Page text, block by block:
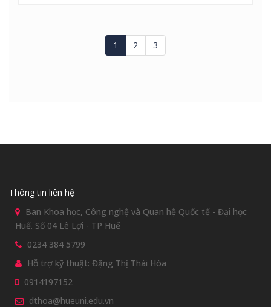
1 2 3
Thông tin liên hệ
Ban Khoa học, Công nghệ và Quan hệ Quốc tế - Đại học
Huế. Số 04 Lê Lợi - TP Huế
0234 384 5799
Hỗ trợ kỹ thuật: Đặng Thị Thái Hòa
0914197152
dthoa@hueuni.edu.vn